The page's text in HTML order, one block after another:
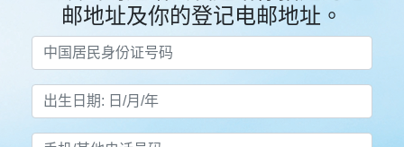
邮地址及你的登记电邮地址。